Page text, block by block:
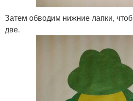
Затем обводим нижние лапки,
две.